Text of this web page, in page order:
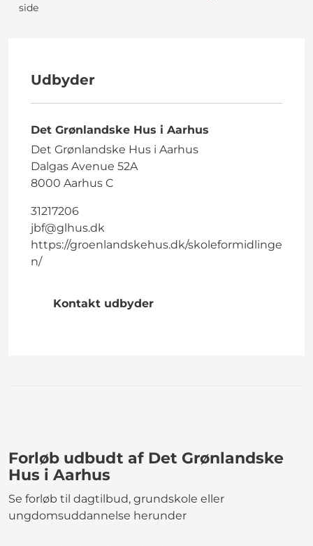
side
Udbyder
Det Grønlandske Hus i Aarhus
Det Grønlandske Hus i Aarhus
Dalgas Avenue 52A
8000 Aarhus C
31217206
jbf@glhus.dk
https://groenlandskehus.dk/skoleformidlinge
n/
Kontakt udbyder
Forløb udbudt af Det Grønlandske
Hus i Aarhus
Se forløb til dagtilbud, grundskole eller
ungdomsuddannelse herunder